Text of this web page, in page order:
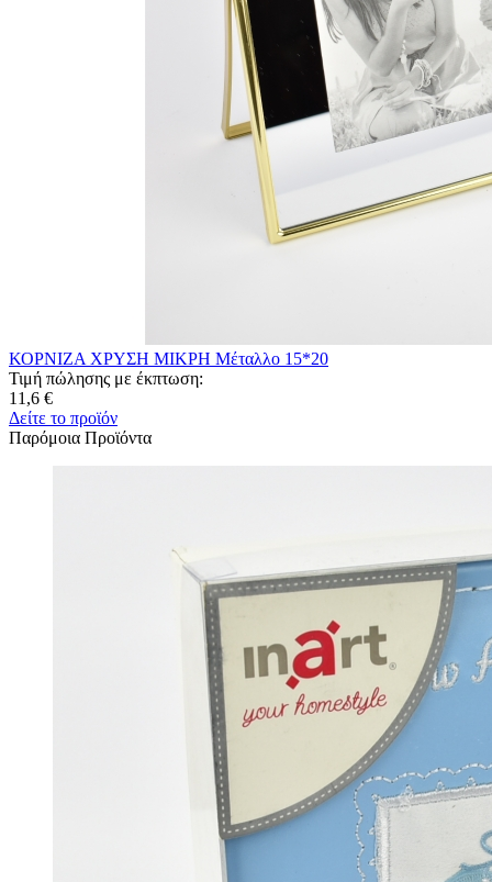
ΚΟΡΝΙΖΑ ΧΡΥΣΗ ΜΙΚΡΗ Μέταλλο 15*20
Τιμή πώλησης με έκπτωση:
11,6 €
Δείτε το προϊόν
Παρόμοια Προϊόντα